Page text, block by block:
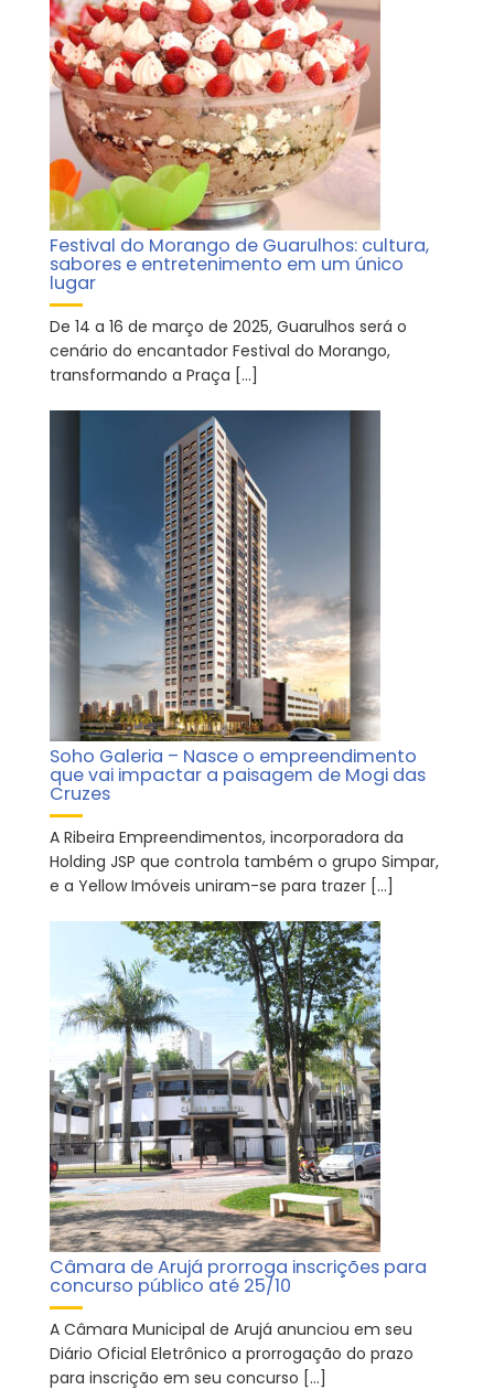
Festival do Morango de Guarulhos: cultura,
sabores e entretenimento em um único
lugar
De 14 a 16 de março de 2025, Guarulhos será o
cenário do encantador Festival do Morango,
transformando a Praça […]
Soho Galeria – Nasce o empreendimento
que vai impactar a paisagem de Mogi das
Cruzes
A Ribeira Empreendimentos, incorporadora da
Holding JSP que controla também o grupo Simpar,
e a Yellow Imóveis uniram-se para trazer […]
Câmara de Arujá prorroga inscrições para
concurso público até 25/10
A Câmara Municipal de Arujá anunciou em seu
Diário Oficial Eletrônico a prorrogação do prazo
para inscrição em seu concurso […]